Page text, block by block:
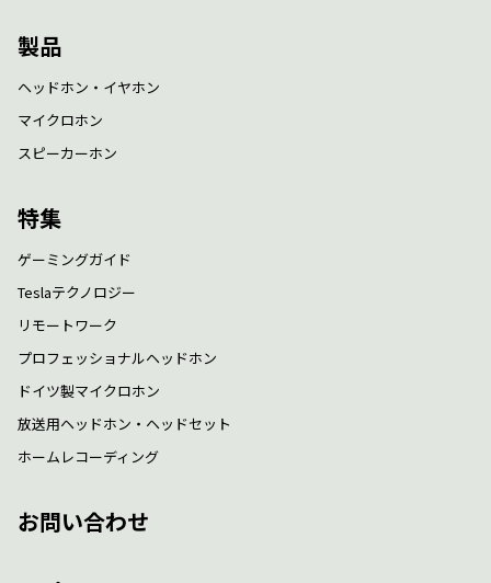
製品
ヘッドホン・イヤホン
マイクロホン
スピーカーホン
特集
ゲーミングガイド
Teslaテクノロジー
リモートワーク
プロフェッショナルヘッドホン
ドイツ製マイクロホン
放送用ヘッドホン・ヘッドセット
ホームレコーディング
お問い合わせ